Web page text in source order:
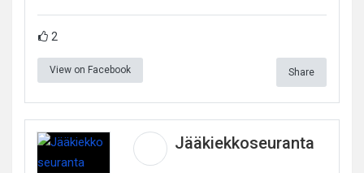
2
View on Facebook Share
Jääkiekkoseuranta